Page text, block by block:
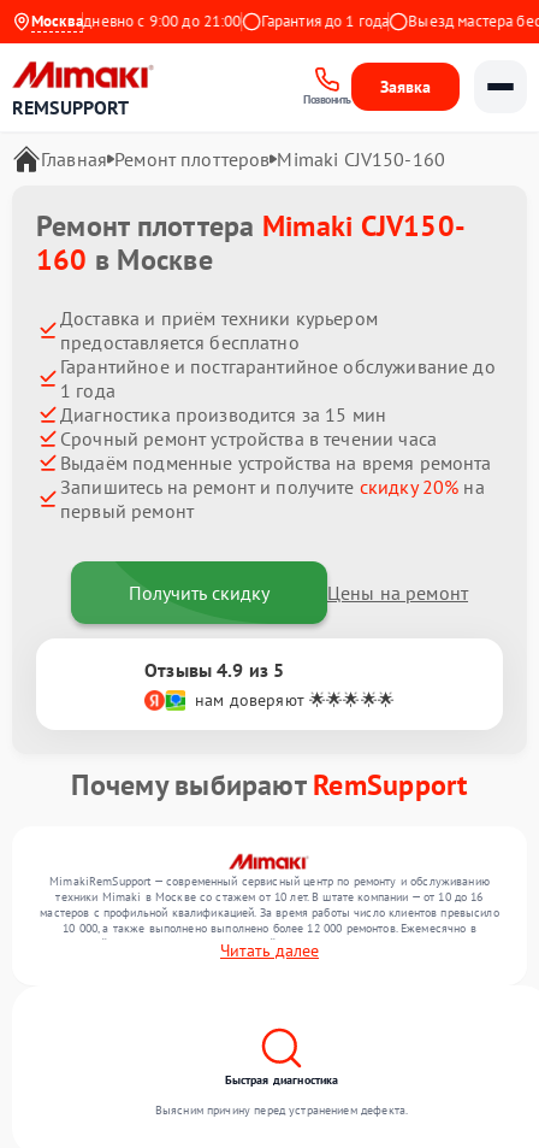
Москва
Ежедневно с 9:00 до 21:00 Гарантия до 1 года Выезд мастера
REMSUPPORT Позвонить
Заявка
Главная Ремонт плоттеров Mimaki CJV150-160
Ремонт плоттера Mimaki CJV150-
160 в Москве
Доставка и приём техники курьером
предоставляется бесплатно
Гарантийное и постгарантийное обслуживание до
1 года
Диагностика производится за 15 мин
Срочный ремонт устройства в течении часа
Выдаём подменные устройства на время ремонта
Запишитесь на ремонт и получите скидку 20% на
первый ремонт
Получить скидку Цены на ремонт
Отзывы 4.9 из 5
нам доверяют 🌟🌟🌟🌟🌟
Почему выбираютRemSupport
MimakiRemSupport — современный сервисный центр по ремонту и обслуживанию
техники Mimaki в Москве со стажем от 10 лет. В штате компании — от 10 до 16
мастеров с профильной квалификацией. За время работы число клиентов превысило
10 000, а также выполнено выполнено более 12 000 ремонтов. Ежемесячно в
сервисный центр поступает от 300 устройств, включая , , . Мы устраняем поломки
любой сложности и поддерживаем высокий стандарт качества благодаря
Читать далее
Быстрая диагностика
Выясним причину перед устранением дефекта.